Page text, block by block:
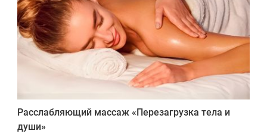
Расслабляющий массаж «Перезагрузка тела и
души»